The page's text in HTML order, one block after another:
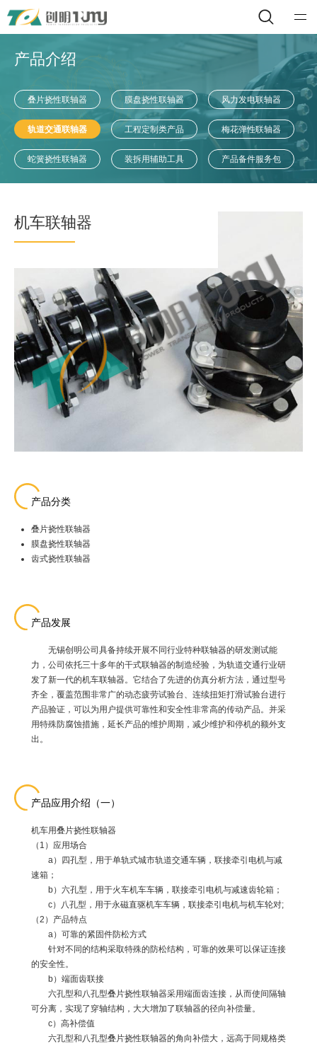
产品介绍
叠片挠性联轴器 膜盘挠性联轴器 风力发电联轴器
轨道交通联轴器 工程定制类产品 梅花弹性联轴器
蛇簧挠性联轴器 装拆用辅助工具 产品备件服务包
机车联轴器
产品分类
叠片挠性联轴器
膜盘挠性联轴器
齿式挠性联轴器
产品发展
无锡创明公司具备持续开展不同行业特种联轴器的研发测试能
力，公司依托三十多年的干式联轴器的制造经验，为轨道交通行业研
发了新一代的机车联轴器。它结合了先进的仿真分析方法，通过型号
齐全，覆盖范围非常广的动态疲劳试验台、连续扭矩打滑试验台进行
产品验证，可以为用户提供可靠性和安全性非常高的传动产品。并采
用特殊防腐蚀措施，延长产品的维护周期，减少维护和停机的额外支
出。
产品应用介绍（一）
机车用叠片挠性联轴器
（1）应用场合
a）四孔型，用于单轨式城市轨道交通车辆，联接牵引电机与减
速箱；
b）六孔型，用于火车机车车辆，联接牵引电机与减速齿轮箱；
c）八孔型，用于永磁直驱机车车辆，联接牵引电机与机车轮对;
（2）产品特点
a）可靠的紧固件防松方式
针对不同的结构采取特殊的防松结构，可靠的效果可以保证连接
的安全性。
b）端面齿联接
六孔型和八孔型叠片挠性联轴器采用端面齿连接，从而使间隔轴
可分离，实现了穿轴结构，大大增加了联轴器的径向补偿量。
c）高补偿值
六孔型和八孔型叠片挠性联轴器的角向补偿大，远高于同规格类